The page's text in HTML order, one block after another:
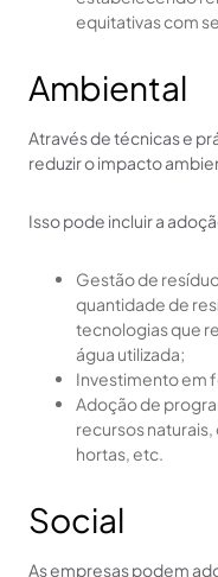
equitativas com
Ambiental
Através de técnicas e
reduzir o impacto
Isso pode incluir a
Gestão de
quantidade de
tecnologias que
água utilizada;
Investimento em
Adoção de
recursos
hortas, etc.
Social
As empresas podem